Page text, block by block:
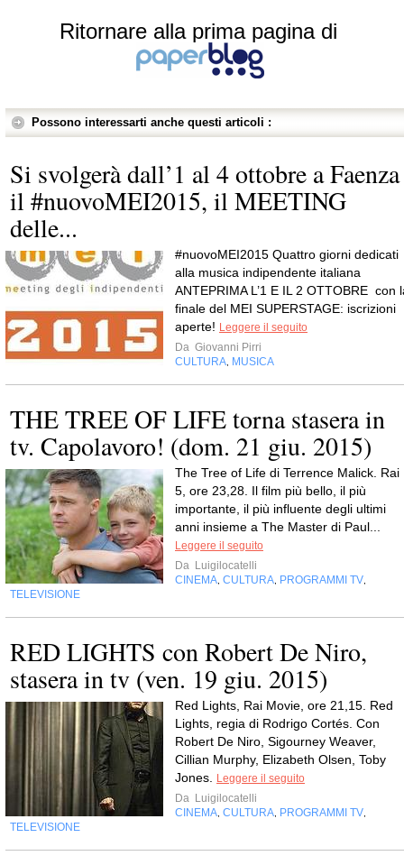
Ritornare alla prima pagina di
Possono interessarti anche questi articoli :
Si svolgerà dall’1 al 4 ottobre a Faenza
il #nuovoMEI2015, il MEETING
delle...
#nuovoMEI2015 Quattro giorni dedicati
alla musica indipendente italiana
ANTEPRIMA L’1 E IL 2 OTTOBRE con
finale del MEI SUPERSTAGE: iscrizioni
aperte! Leggere il seguito
Da Giovanni Pirri
CULTURA MUSICA
THE TREE OF LIFE torna stasera in
tv. Capolavoro! (dom. 21 giu. 2015)
The Tree of Life di Terrence Malick. Rai
5, ore 23,28. Il film più bello, il più
importante, il più influente degli ultimi
anni insieme a The Master di Paul...
Leggere il seguito
Da Luigilocatelli
CINEMA CULTURA PROGRAMMI TV
TELEVISIONE
RED LIGHTS con Robert De Niro,
stasera in tv (ven. 19 giu. 2015)
Red Lights, Rai Movie, ore 21,15. Red
Lights, regia di Rodrigo Cortés. Con
Robert De Niro, Sigourney Weaver,
Cillian Murphy, Elizabeth Olsen, Toby
Jones.
Leggere il seguito
Da Luigilocatelli
CINEMA CULTURA PROGRAMMI TV
TELEVISIONE